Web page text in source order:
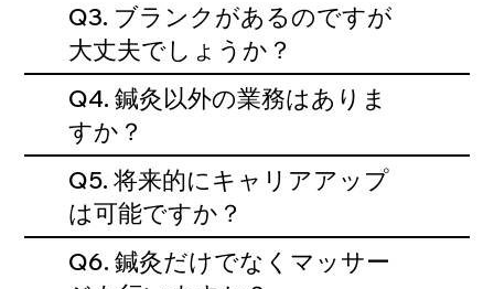
Q3. ブランクがあるのですが
大丈夫でしょうか？
Q4. 鍼灸以外の業務はありま
すか？
Q5. 将来的にキャリアアップ
は可能ですか？
Q6. 鍼灸だけでなくマッサー